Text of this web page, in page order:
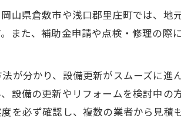
山県倉敷市や浅口郡里庄町では、地
また、補助金申請や点検・修理の際
が分かり、設備更新がスムーズに
設備の更新やリフォームを検討中の
を必ず確認し、複数の業者から見積